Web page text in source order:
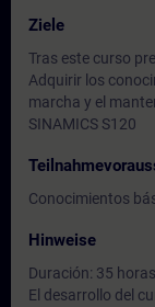
Ziele
Tras este curso
Adquirir los
marcha y el
SINAMICS S120
Conocimientos
Hinweise
Duración: 35 horas.
El desarrollo del